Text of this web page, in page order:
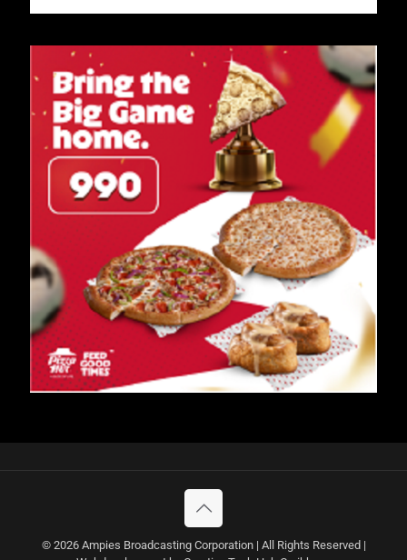
© 2026 Ampies Broadcasting Corporation | All Rights Reserved |